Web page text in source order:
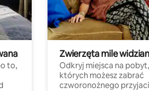
to,
Zwierzęta mile
Odkryj miejsca na
których możesz zabrać
czworonożnego